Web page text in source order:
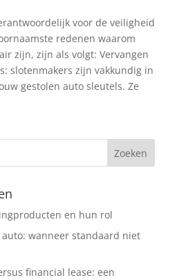
voor de veiligheid
redenen waarom
zijn, zijn als volgt: Vervangen
slotenmakers zijn vakkundig in
gestolen auto sleutels. Ze
en hun rol
wanneer standaard niet
financial lease: een